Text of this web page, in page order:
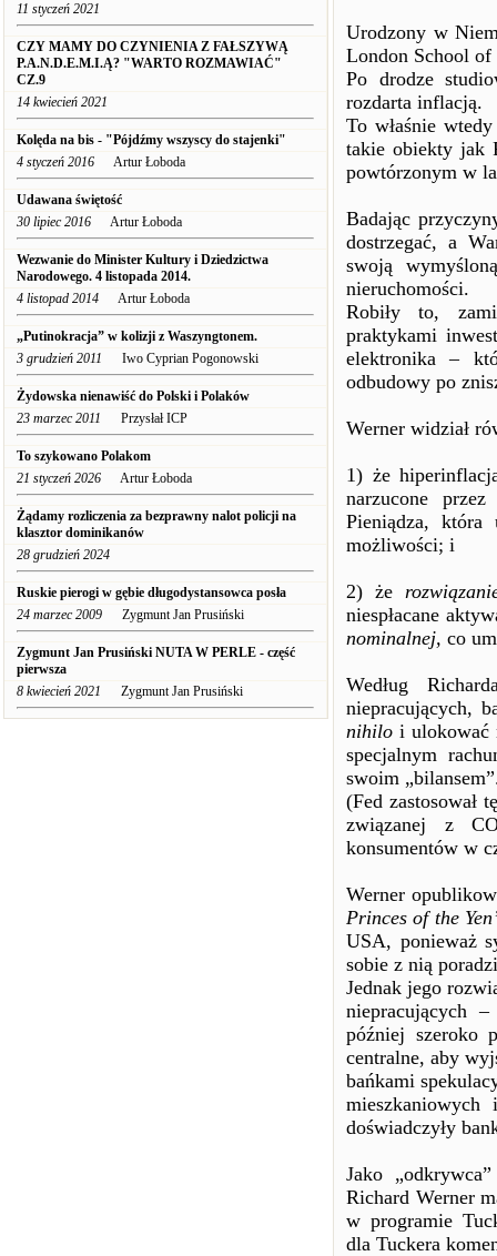
11 styczeń 2021
CZY MAMY DO CZYNIENIA Z FAŁSZYWĄ
P.A.N.D.E.M.I.Ą? "WARTO ROZMAWIAĆ"
CZ.9
14 kwiecień 2021
Kolęda na bis - "Pójdźmy wszyscy do stajenki"
4 styczeń 2016 Artur Łoboda
Udawana świętość
30 lipiec 2016 Artur Łoboda
Wezwanie do Minister Kultury i Dziedzictwa
Narodowego. 4 listopada 2014.
4 listopad 2014 Artur Łoboda
„Putinokracja” w kolizji z Waszyngtonem.
3 grudzień 2011 Iwo Cyprian Pogonowski
Żydowska nienawiść do Polski i Polaków
23 marzec 2011 Przysłał ICP
To szykowano Polakom
21 styczeń 2026 Artur Łoboda
Żądamy rozliczenia za bezprawny nalot policji na
klasztor dominikanów
28 grudzień 2024
Ruskie pierogi w gębie długodystansowca posła
24 marzec 2009 Zygmunt Jan Prusiński
Zygmunt Jan Prusiński NUTA W PERLE - część
pierwsza
8 kwiecień 2021 Zygmunt Jan Prusiński
Urodzony w
London School of
Po drodze
rozdarta inflacją.
To właśnie
takie obiekty jak
powtórzonym w
Badając
dostrzegać, a
swoją
nieruchomości.
Robiły to,
praktykami
elektronika –
odbudowy po
Werner widział
1) że
narzucone
Pieniądza,
możliwości; i
2) że
niespłacane
nominalnej, co
Według
niepracujących,
nihilo i ulokować
specjalnym
swoim
(Fed zastosował
związanej z
konsumentów w
Werner
Princes of the
USA, ponieważ
sobie z nią
Jednak jego
niepracujących
później szeroko
centralne, aby
bańkami
doświadczyły
Jako
Richard Werner
w programie
dla Tuckera